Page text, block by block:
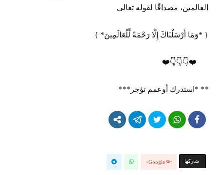
العالمين، مصداقًا لقوله تعالى
{ *وَمَا أَرْسَلْنَاكَ إِلَّا رَحْمَةً لِّلْعَالَمِينَ* }
❤️👇👇👇❤️
** *استدرك أوعمم تؤجر***
‫‫ شاركها‬ Google+